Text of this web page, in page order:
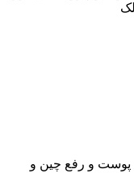
پوست و رفع چین و